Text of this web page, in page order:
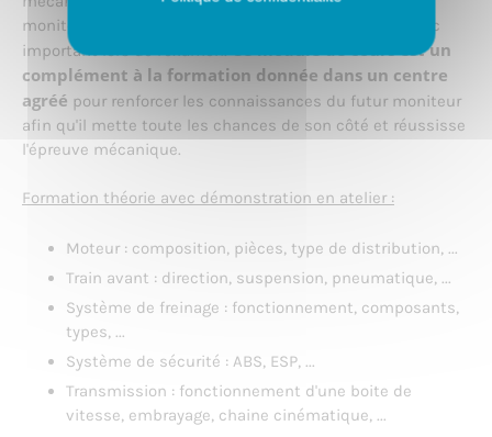
moniteurs d'auto-école, ce qui entraine un taux d'échec
important lors de l'examen.Ce module de cours est un
complément à la formation donnée dans un centre
agréé pour renforcer les connaissances du futur moniteur
afin qu'il mette toute les chances de son côté et réussisse
l'épreuve mécanique.
Formation théorie avec démonstration en atelier :
Moteur : composition, pièces, type de distribution, ...
Train avant : direction, suspension, pneumatique, ...
Système de freinage : fonctionnement, composants,
types, ...
Système de sécurité : ABS, ESP, ...
Transmission : fonctionnement d'une boite de
vitesse, embrayage, chaine cinématique, ...